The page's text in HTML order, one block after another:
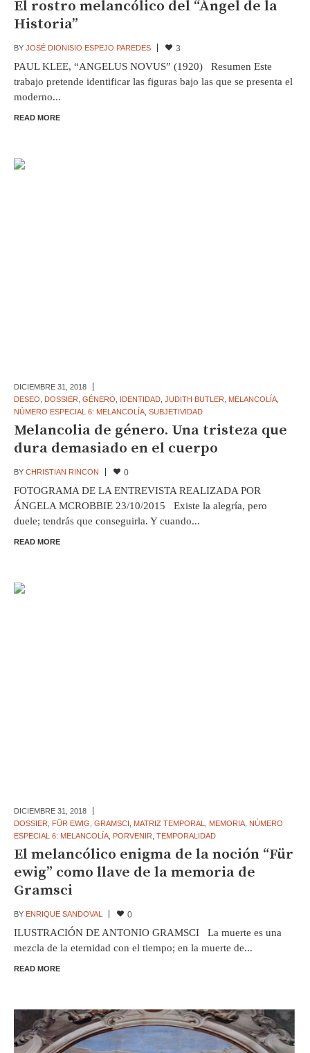
El rostro melancólico del “Ángel de la
Historia”
BY JOSÉ DIONISIO ESPEJO PAREDES 3
PAUL KLEE, “ANGELUS NOVUS” (1920) Resumen Este
trabajo pretende identificar las figuras bajo las que se presenta el
moderno...
READ MORE
DICIEMBRE 31, 2018
DESEO
DOSSIER GÉNERO IDENTIDAD, JUDITH BUTLER MELANCOLÍA,
NÚMERO ESPECIAL 6: MELANCOLÍA, SUBJETIVIDAD
Melancolia de género. Una tristeza que
dura demasiado en el cuerpo
BY CHRISTIAN RINCON 0
FOTOGRAMA DE LA ENTREVISTA REALIZADA POR
ÁNGELA MCROBBIE 23/10/2015 Existe la alegría, pero
duele; tendrás que conseguirla. Y cuando...
READ MORE
DICIEMBRE 31, 2018
DOSSIER
FÜR EWIG GRAMSCI MATRIZ TEMPORAL MEMORIA, NÚMERO
ESPECIAL 6: MELANCOLÍA, PORVENIR TEMPORALIDAD
El melancólico enigma de la noción “Für
ewig” como llave de la memoria de
Gramsci
BY ENRIQUE SANDOVAL 0
ILUSTRACIÓN DE ANTONIO GRAMSCI La muerte es una
mezcla de la eternidad con el tiempo; en la muerte de...
READ MORE